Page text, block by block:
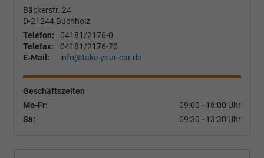
Bäckerstr. 24
D-21244 Buchholz
Telefon:
04181/2176-0
Telefax:
04181/2176-20
E-Mail:
info@take-your-car.de
Geschäftszeiten
Mo-Fr:
09:00 - 18:00 Uhr
Sa:
09:30 - 13:30 Uhr